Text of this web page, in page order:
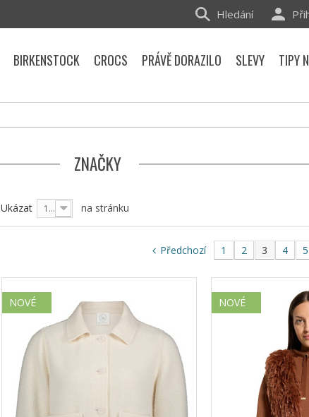
ZNAČKY
Ukázat 12 na stránku
Předchozí 1 2 3 4 5
NOVÉ NOVÉ
Hledání
BIRKENSTOCK CROCS PRÁVĚ DORAZILO SLEVY TIPY